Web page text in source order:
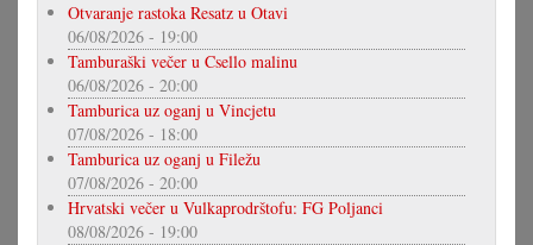
Otvaranje rastoka Resatz u Otavi
06/08/2026 - 19:00
Tamburaški večer u Csello malinu
06/08/2026 - 20:00
Tamburica uz oganj u Vincjetu
07/08/2026 - 18:00
Tamburica uz oganj u Filežu
07/08/2026 - 20:00
Hrvatski večer u Vulkaprodrštofu: FG Poljanci
08/08/2026 - 19:00